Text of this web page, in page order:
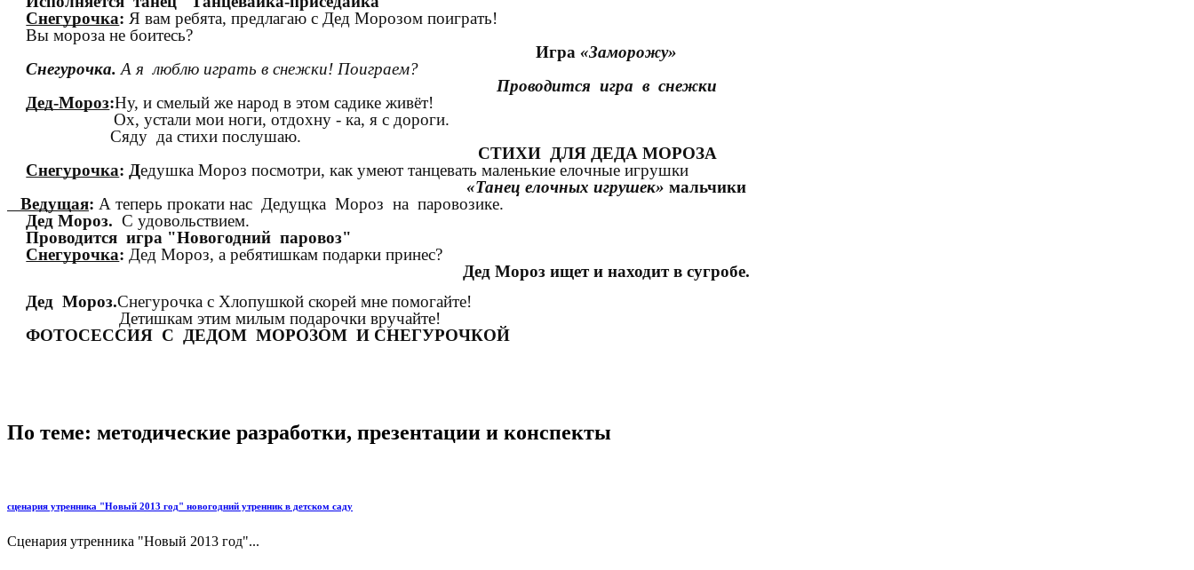
Снегурочка: Я вам ребята, предлагаю с Дед Морозом поиграть!
Вы мороза не боитесь?
Игра«Заморожу»
Снегурочка.А я люблю играть в снежки! Поиграем?
Проводится игра в снежки
Дед-Мороз:Ну, и смелый же народ в этом садике живёт!
Ох, устали мои ноги, отдохну - ка, я с дороги.
Сяду да стихи послушаю.
СТИХИ ДЛЯ ДЕДА МОРОЗА
Снегурочка: Дедушка Мороз посмотри, как умеют танцевать маленькие елочные игрушки
«Танец елочных игрушек» мальчики
Ведущая: А теперь прокати нас Дедущка Мороз на паровозике.
Дед Мороз. С удовольствием.
Проводится игра "Новогодний паровоз"
Снегурочка:Дед Мороз, а ребятишкам подарки принес?
Дед Мороз ищет и находит в сугробе.
Дед Мороз.Снегурочка с Хлопушкой скорей мне помогайте!
Детишкам этим милым подарочки вручайте!
ФОТОСЕССИЯ С ДЕДОМ МОРОЗОМ И СНЕГУРОЧКОЙ
По теме: методические разработки, презентации и конспекты
сценария утренника "Новый 2013 год" новогодний утренник в детском саду
Сценария утренника "Новый 2013 год"...